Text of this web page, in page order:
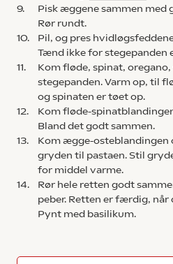
9.
Pisk æggene sammen
Rør rundt.
10.
Pil, og pres
Tænd ikke for stegepanden
11.
Kom fløde, spinat, oregano,
stegepanden. Varm op, til
og spinaten er tøet op.
12.
Kom fløde-
Bland det godt sammen.
13.
Kom ægge-osteblandingen
gryden til pastaen. Stil
for middel varme.
14.
Rør hele retten godt
peber. Retten er færdig, når
Pynt med basilikum.